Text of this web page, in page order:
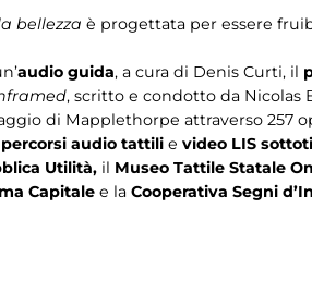
bellezza è progettata per essere
audio guida, a cura di Denis Curti, il
, scritto e condotto da Nicolas
di Mapplethorpe attraverso 257
percorsi audio tattili e video LIS
Utilità, il Museo Tattile Statale
Capitale e la Cooperativa Segni